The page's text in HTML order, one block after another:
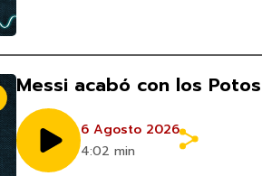
Messi acabó con los
6 Agosto 2026
4:02 min